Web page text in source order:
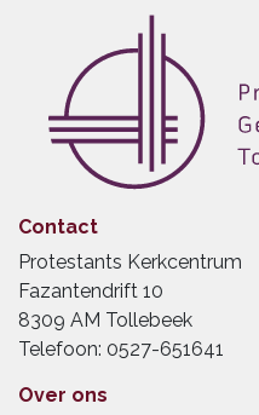
Contact
Protestants Kerkcentrum
Fazantendrift 10
8309 AM Tollebeek
Telefoon: 0527-651641
Over ons